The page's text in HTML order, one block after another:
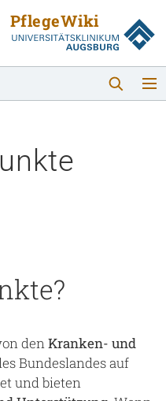
denKranken- und
Bundeslandes auf
und bieten